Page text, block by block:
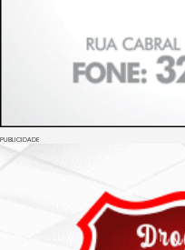
PUBLICIDADE